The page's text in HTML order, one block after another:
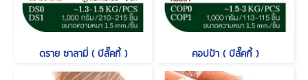
ดราย ซาลามี่ ( บีลั๊คกี้ ) คอปป้า ( บีลั๊คกี้ )